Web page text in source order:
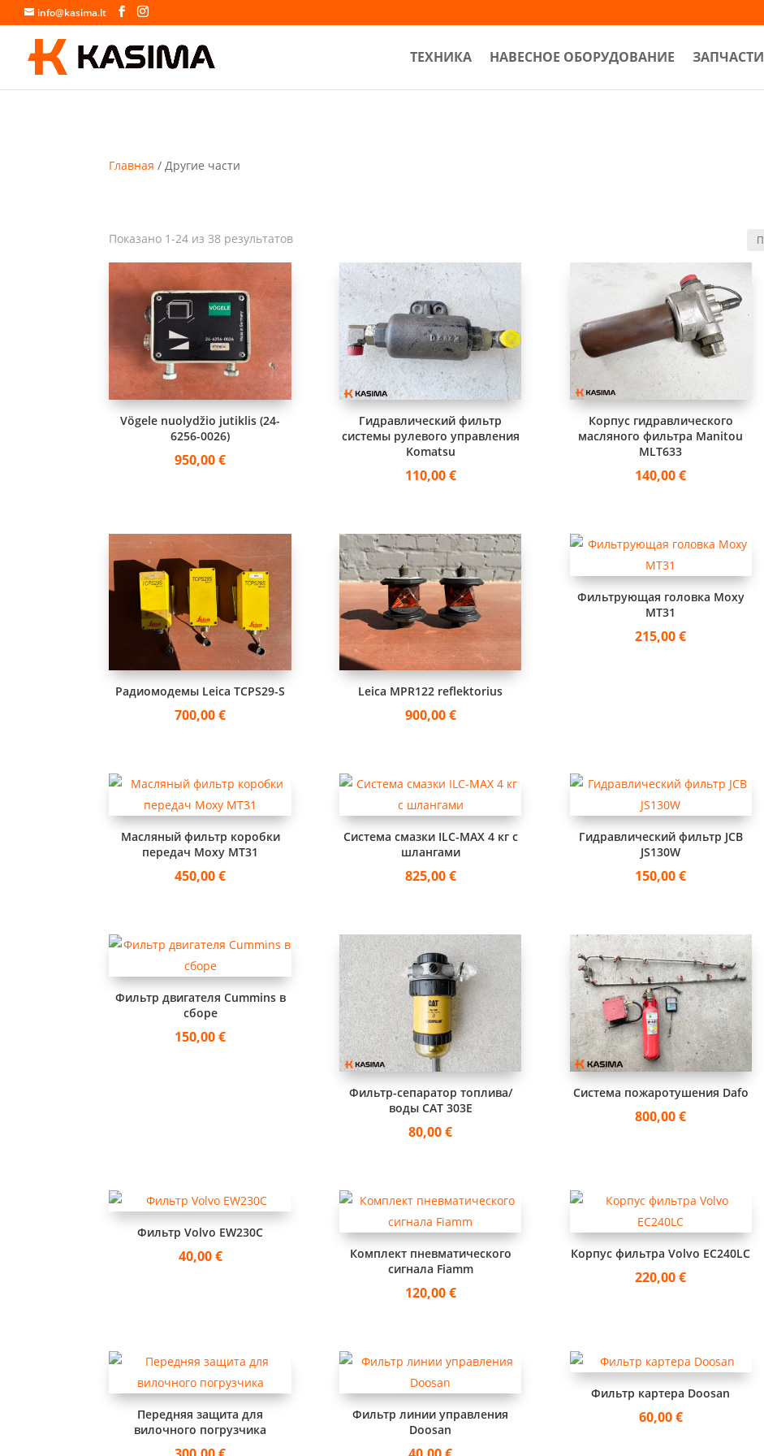
info@kasima.lt
ТЕХНИКА НАВЕСНОЕ ОБОРУДОВАНИЕ ЗАПЧАСТИ
Главная / Другие части
Показано 1-24 из 38 результатовСортировка:
недавние
Vögele nuolydžio jutiklis (24-
6256-0026)
950,00€
Гидравлический фильтр
системы рулевого управления
Komatsu
110,00€
Корпус гидравлического
масляного фильтра Manitou
MLT633
140,00€
Радиомодемы Leica TCPS29-S
700,00€
Leica MPR122 reflektorius
900,00€
Фильтрующая головка Moxy
MT31
215,00€
Масляный фильтр коробки
передач Moxy MT31
450,00€
Система смазки ILC-MAX 4 кг с
шлангами
825,00€
Гидравлический фильтр JCB
JS130W
150,00€
Фильтр двигателя Cummins в
сборе
150,00€
Фильтр-сепаратор топлива/
воды CAT 303E
80,00€
Система пожаротушения Dafo
800,00€
Фильтр Volvo EW230C
40,00€
Комплект пневматического
сигнала Fiamm
120,00€
Корпус фильтра Volvo EC240LC
220,00€
Передняя защита для
вилочного погрузчика
Фильтр линии управления
Doosan
Фильтр картера Doosan
60,00€